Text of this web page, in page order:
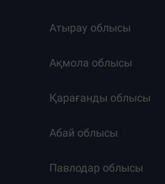
Атырау облысы
Ақмола облысы
Қарағанды облысы
Абай облысы
Павлодар облысы